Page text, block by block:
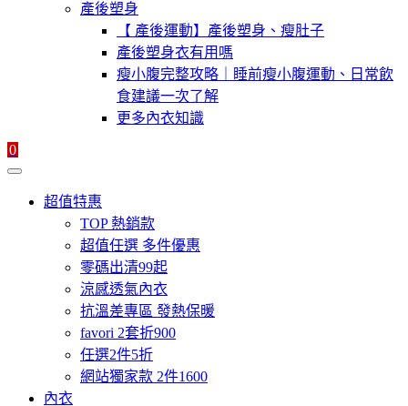
產後塑身
【 產後運動】產後塑身、瘦肚子
產後塑身衣有用嗎
瘦小腹完整攻略｜睡前瘦小腹運動、日常飲
食建議一次了解
更多內衣知識
0
超值特惠
TOP 熱銷款
超值任選 多件優惠
零碼出清99起
涼感透氣內衣
抗溫差專區 發熱保暖
favori 2套折900
任選2件5折
網站獨家款 2件1600
內衣